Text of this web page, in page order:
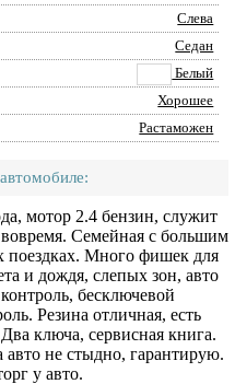
Слева
Седан
Белый
Хорошее
Растаможен
мотор 2.4 бензин, служит
Семейная с большим
поездках. Много фишек для
и дождя, слепых зон, авто
бесключевой
Резина отличная, есть
ключа, сервисная книга.
не стыдно, гарантирую.
у авто.